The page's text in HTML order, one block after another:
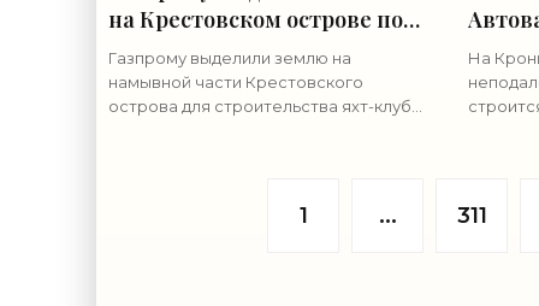
на Крестовском острове под
яхт-клуб - «Свежие новости
строительства»
Газпрому выделили землю на
намывной части Крестовского
острова для строительства яхт-клуба.
На
1 ... 311